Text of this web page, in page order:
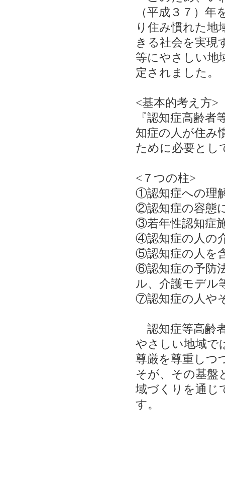
（平成３７）
り住み慣れた地
きる社会を実現
等にやさしい地
定されました。
<基本的考え方>
『認知症高齢
知症の人が住み
ために必要とし
<７つの柱>
①認知症への理
②認知症の容態
③若年性認知症
④認知症の人の
⑤認知症の人を
⑥認知症の予防
ル、介護モデル
⑦認知症の人や
認知症等高齢
やさしい地域で
尊厳を尊重しつ
そが、その基盤
域づくりを通じ
す。